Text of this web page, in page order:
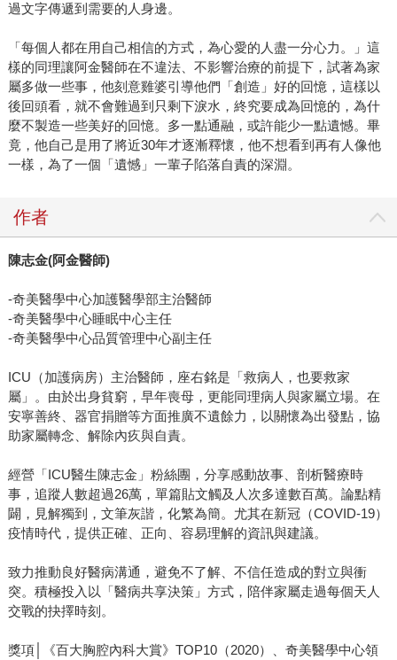
過文字傳遞到需要的人身邊。
「每個人都在用自己相信的方式，為心愛的人盡一分心力。」這
樣的同理讓阿金醫師在不違法、不影響治療的前提下，試著為家
屬多做一些事，他刻意雞婆引導他們「創造」好的回憶，這樣以
後回頭看，就不會難過到只剩下淚水，終究要成為回憶的，為什
麼不製造一些美好的回憶。多一點通融，或許能少一點遺憾。畢
竟，他自己是用了將近30年才逐漸釋懷，他不想看到再有人像他
一樣，為了一個「遺憾」一輩子陷落自責的深淵。
作者
陳志金(阿金醫師)
-奇美醫學中心加護醫學部主治醫師
-奇美醫學中心睡眠中心主任
-奇美醫學中心品質管理中心副主任
ICU（加護病房）主治醫師，座右銘是「救病人，也要救家
屬」。由於出身貧窮，早年喪母，更能同理病人與家屬立場。在
安寧善終、器官捐贈等方面推廣不遺餘力，以關懷為出發點，協
助家屬轉念、解除內疚與自責。
經營「ICU醫生陳志金」粉絲團，分享感動故事、剖析醫療時
事，追蹤人數超過26萬，單篇貼文觸及人次多達數百萬。論點精
闢，見解獨到，文筆灰諧，化繁為簡。尤其在新冠（COVID-19）
疫情時代，提供正確、正向、容易理解的資訊與建議。
致力推動良好醫病溝通，避免不了解、不信任造成的對立與衝
突。積極投入以「醫病共享決策」方式，陪伴家屬走過每個天人
交戰的抉擇時刻。
獎項│《百大胸腔內科大賞》TOP10（2020）、奇美醫學中心領